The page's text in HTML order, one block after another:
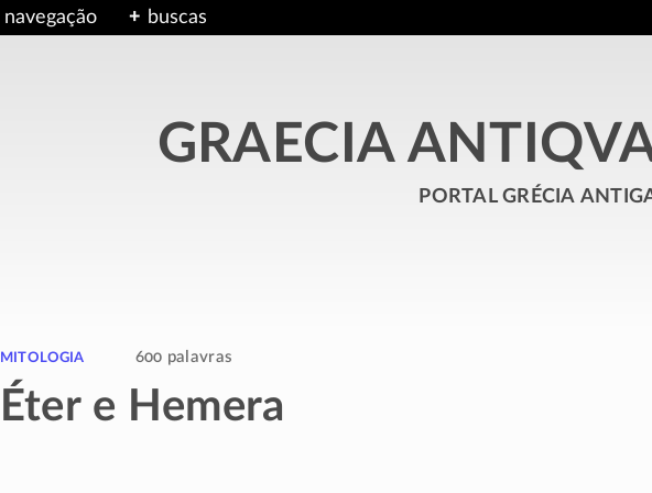
navegação buscas
GRAECIA
portal grécia
mitologia 600 palavras
Éter e Hemera